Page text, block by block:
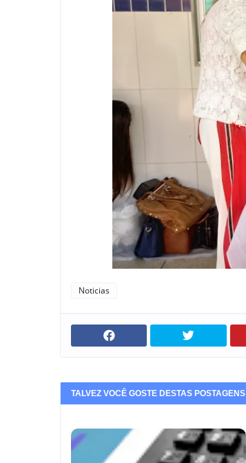
Noticias
TALVEZ VOCÊ GOSTE DESTAS POSTAGENS